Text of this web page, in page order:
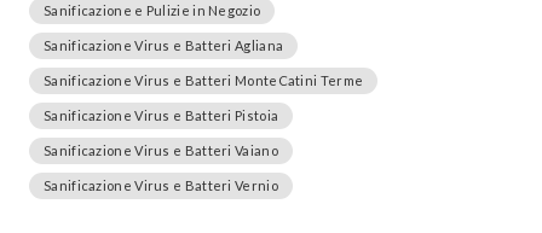
Sanificazione e Pulizie in Negozio
Sanificazione Virus e Batteri Agliana
Sanificazione Virus e Batteri MonteCatini Terme
Sanificazione Virus e Batteri Pistoia
Sanificazione Virus e Batteri Vaiano
Sanificazione Virus e Batteri Vernio